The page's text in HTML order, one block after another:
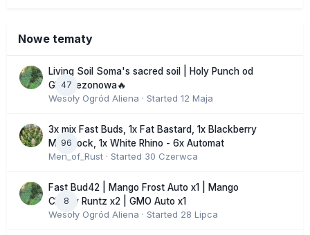
Nowe tematy
47
Living Soil Soma's sacred soil | Holy Punch od
GHS sezonowa🔥
Wesoły Ogród Aliena · Started 12 Maja
96
3x mix Fast Buds, 1x Fat Bastard, 1x Blackberry
Moonrock, 1x White Rhino - 6x Automat
Men_of_Rust · Started 30 Czerwca
8
Fast Bud42 | Mango Frost Auto x1 | Mango
Cherry Runtz x2 | GMO Auto x1
Wesoły Ogród Aliena · Started 28 Lipca